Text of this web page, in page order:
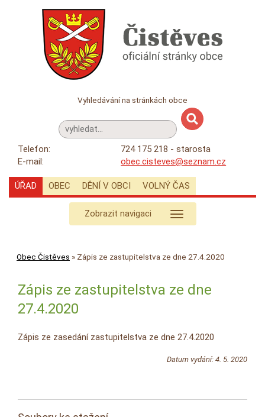
Vyhledávání na stránkách obce
Telefon:
724 175 218 - starosta
E-mail:
obec.cisteves@seznam.cz
ÚŘAD OBEC DĚNÍ V OBCI VOLNÝ ČAS
Zobrazit navigaci
Obec Čistěves » Zápis ze zastupitelstva ze dne 27.4.2020
Zápis ze zastupitelstva ze dne
27.4.2020
Zápis ze zasedání zastupitelstva ze dne 27.4.2020
Datum vydání: 4. 5. 2020